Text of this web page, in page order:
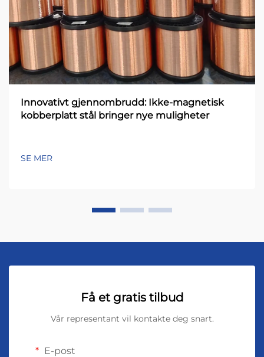
Innovativt gjennombrudd: Ikke-magnetisk
kobberplatt stål bringer nye muligheter
SE MER
Få et gratis tilbud
Vår representant vil kontakte deg snart.
E-post